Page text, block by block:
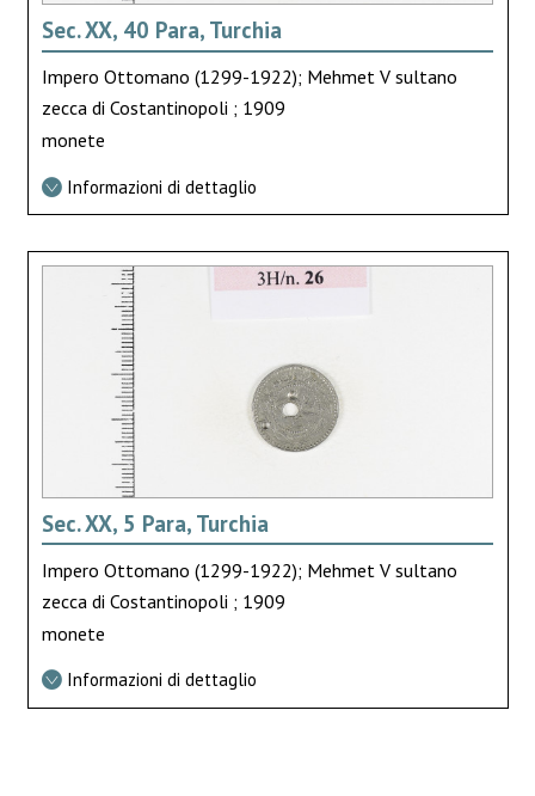
Sec. XX, 40 Para, Turchia
Impero Ottomano (1299-1922); Mehmet V sultano
zecca di Costantinopoli ; 1909
monete
Informazioni di dettaglio
Sec. XX, 5 Para, Turchia
Impero Ottomano (1299-1922); Mehmet V sultano
zecca di Costantinopoli ; 1909
monete
Informazioni di dettaglio